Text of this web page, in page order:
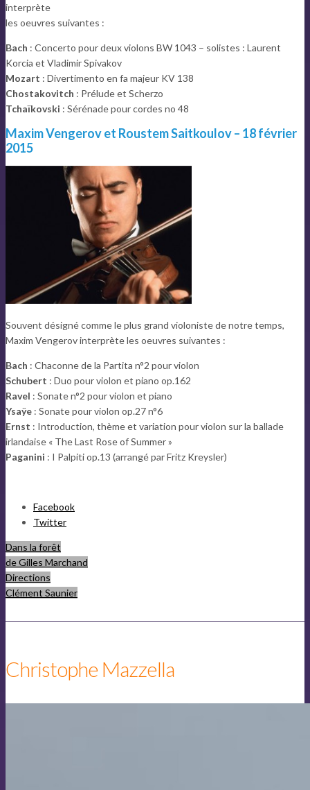
interprète
les oeuvres suivantes :
Bach : Concerto pour deux violons BW 1043 – solistes : Laurent
Korcia et Vladimir Spivakov
Mozart : Divertimento en fa majeur KV 138
Chostakovitch : Prélude et Scherzo
Tchaïkovski : Sérénade pour cordes no 48
Maxim Vengerov et Roustem Saitkoulov – 18 février
2015
Souvent désigné comme le plus grand violoniste de notre temps,
Maxim Vengerov interprète les oeuvres suivantes :
Bach : Chaconne de la Partita n°2 pour violon
Schubert : Duo pour violon et piano op.162
Ravel : Sonate n°2 pour violon et piano
Ysaÿe : Sonate pour violon op.27 n°6
Ernst : Introduction, thème et variation pour violon sur la ballade
irlandaise « The Last Rose of Summer »
Paganini : I Palpiti op.13 (arrangé par Fritz Kreysler)
Partager
"Fondation
Louis
Vuitton"
Facebook
Twitter
Dans la forêt
de Gilles Marchand
Directions
Clément Saunier
Christophe Mazzella